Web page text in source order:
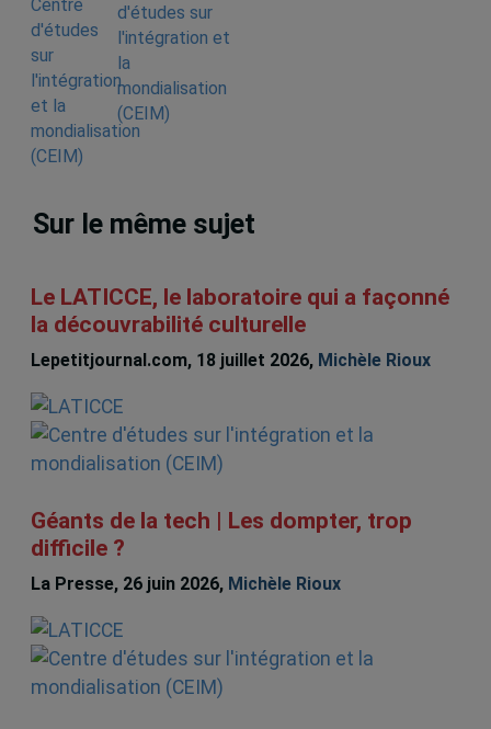
d'études sur
l'intégration et
la
mondialisation
(CEIM)
Sur le même sujet
Le LATICCE, le laboratoire qui a façonné
la découvrabilité culturelle
Lepetitjournal.com, 18 juillet 2026, Michèle Rioux
Géants de la tech | Les dompter, trop
difficile ?
La Presse, 26 juin 2026, Michèle Rioux